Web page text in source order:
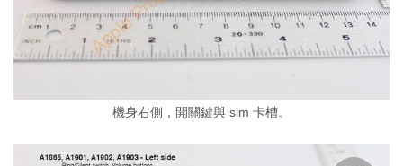
機身右側，開關鍵與 sim 卡槽。